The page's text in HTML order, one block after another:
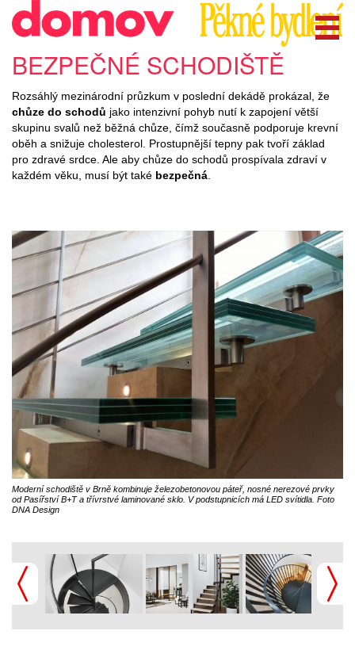
BEZPEČNÉ SCHODIŠTĚ
Rozsáhlý mezinárodní průzkum v poslední dekádě prokázal, že
chůze do schodů jako intenzivní pohyb nutí k zapojení větší
skupinu svalů než běžná chůze, čímž současně podporuje krevní
oběh a snižuje cholesterol. Prostupnější tepny pak tvoří základ
pro zdravé srdce. Ale aby chůze do schodů prospívala zdraví v
každém věku, musí být také bezpečná
Moderní schodiště v Brně kombinuje železobetonovou páteř, nosné nerezové prvky
od Pasířství B+T a třívrstvé laminované sklo. V podstupnicích má LED svítidla. Foto
DNA Design